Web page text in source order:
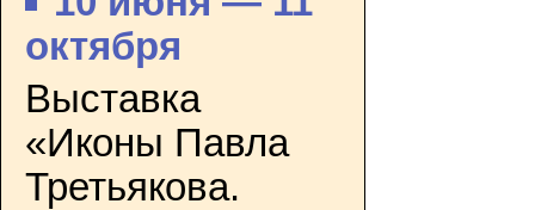
октября
Выставка
«Иконы Павла
Третьякова.